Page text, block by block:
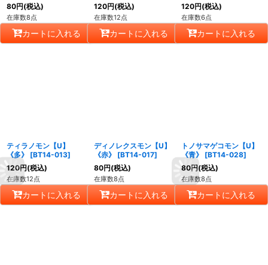
80円(税込)
在庫数8点
カートに入れる
120円(税込)
在庫数12点
カートに入れる
120円(税込)
在庫数6点
カートに入れる
ティラノモン【U】
《多》
[BT14-013]
120円(税込)
在庫数12点
カートに入れる
ディノレクスモン【U】
《赤》
[BT14-017]
80円(税込)
在庫数8点
カートに入れる
トノサマゲコモン【U】
《青》
[BT14-028]
80円(税込)
在庫数8点
カートに入れる